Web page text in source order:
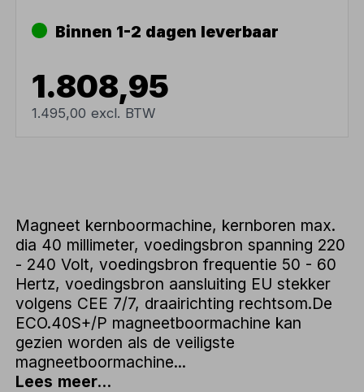
Binnen 1-2 dagen leverbaar
1.808,95
1.495,00 excl. BTW
Magneet kernboormachine, kernboren max.
dia 40 millimeter, voedingsbron spanning 220
- 240 Volt, voedingsbron frequentie 50 - 60
Hertz, voedingsbron aansluiting EU stekker
volgens CEE 7/7, draairichting rechtsom.De
ECO.40S+/P magneetboormachine kan
gezien worden als de veiligste
magneetboormachine...
Lees meer...